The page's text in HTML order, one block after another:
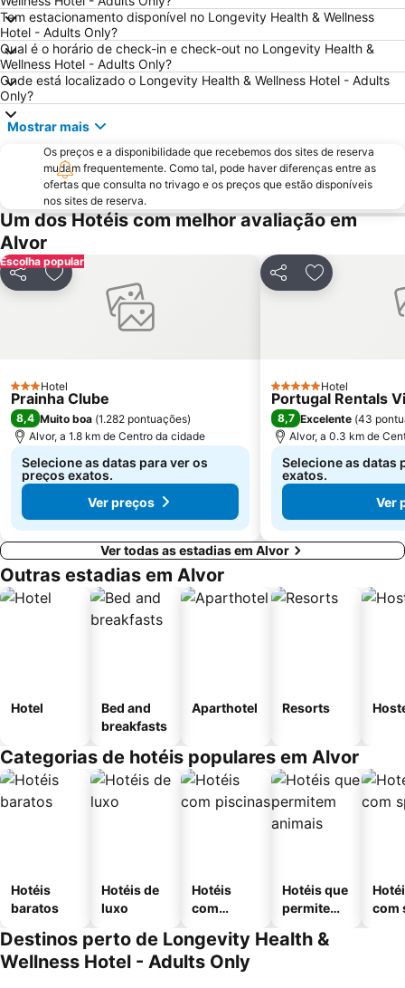
De Vilamoura
Marina de Portimão
Olhos de Água
Praia do Carvoeiro
Praia da Arrifana
Inatel Beach
Marina de Albufeira
AlgarveShopping
Praia Dona Ana
Ferreiras
Aqualand Algarve
Baiona Beach
Prainha
do Monte Clérigo
Praia do Burgau
Praia de Três Irmãos
Praia de Porto de Mós
Praia da Salema
Marina de Lagos
Praia do Ancão
Tem estacionamento disponível no Longevity Health & Wellness
Hotel - Adults Only?
Qual é o horário de check-in e check-out no Longevity Health &
Wellness Hotel - Adults Only?
Onde está localizado o Longevity Health & Wellness Hotel - Adults
Only?
Mostrar mais
Os preços e a disponibilidade que recebemos dos sites de reserva
mudam frequentemente. Como tal, pode haver diferenças entre as
ofertas que consulta no trivago e os preços que estão disponíveis
nos sites de reserva.
Um dos Hotéis com melhor avaliação em
Alvor
Escolha popular
PartilharAdicionar aos favoritos
3 Estrelas
Hotel
Prainha Clube
8,4 Muito boa (1.282 pontuações)
Alvor, a 1.8 km de Centro da cidade
Selecione as datas para ver os
preços exatos.
Ver preços
PartilharAdicionar
5 EstrelasHotel
Portugal Rentals
8,7 Excelente (43
Alvor, a 0.3 km de
Selecione as datas
exatos.
Ver
Ver todas as estadias em Alvor
Outras estadias em Alvor
Hotel
Bed and
breakfasts
Aparthotel Resorts
Categorias de hotéis populares em Alvor
Hotéis
baratos
Hotéis de
luxo
Hotéis
com
Hotéis que
permitem
com
Destinos perto de Longevity Health &
Wellness Hotel - Adults Only